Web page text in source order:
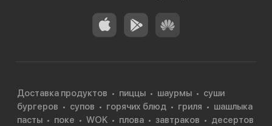
Доставка продуктов пиццы шаурмы
суши
бургеров
супов горячих блюд гриля
шашлыка
пасты
поке WOK плова завтраков
десертов